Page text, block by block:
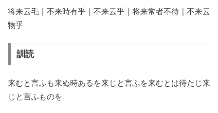
将来云毛｜不来時有乎｜不来云乎｜将来常者不待｜不来云
物乎
訓読
来むと言ふも来ぬ時あるを来じと言ふを来むとは待たじ来
じと言ふものを